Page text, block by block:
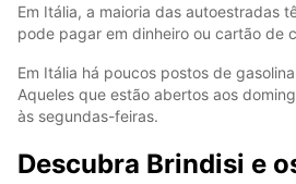
Em Itália, a maioria das autoestradas
pode pagar em dinheiro ou cartão de
Em Itália há poucos postos de
Aqueles que estão abertos aos
às segundas-feiras.
Descubra Brindisi e